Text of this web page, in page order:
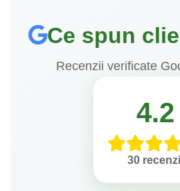
Ce spun
Recenzii verificate
4.2
30